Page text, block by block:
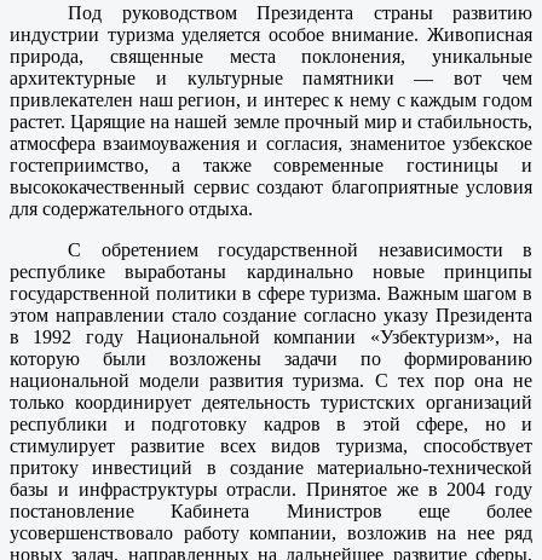
Под руководством Президента страны развитию
индустрии туризма уделяется особое внимание. Живописная
природа, священные места поклонения, уникальные
архитектурные и культурные памятники — вот чем
привлекателен наш регион, и интерес к нему с каждым годом
растет. Царящие на нашей земле прочный мир и стабильность,
атмосфера взаимоуважения и согласия, знаменитое узбекское
гостеприимство, а также современные гостиницы и
высококачественный сервис создают благоприятные условия
для содержательного отдыха.
С обретением государственной независимости в
республике выработаны кардинально новые принципы
государственной политики в сфере туризма. Важным шагом в
этом направлении стало создание согласно указу Президента
в 1992 году Национальной компании «Узбектуризм», на
которую были возложены задачи по формированию
национальной модели развития туризма. С тех пор она не
только координирует деятельность туристских организаций
республики и подготовку кадров в этой сфере, но и
стимулирует развитие всех видов туризма, способствует
притоку инвестиций в создание материально-технической
базы и инфраструктуры отрасли. Принятое же в 2004 году
постановление Кабинета Министров еще более
усовершенствовало работу компании, возложив на нее ряд
новых задач, направленных на дальнейшее развитие сферы,